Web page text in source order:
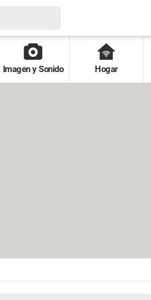
Imagen y Sonido Hogar